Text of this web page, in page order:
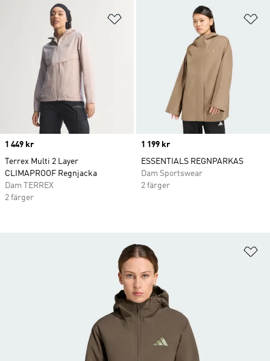
Lägg till på önskelistan
Price
1 449 kr
Terrex Multi 2 Layer
CLIMAPROOF Regnjacka
Dam TERREX
2 färger
Price
1 199 kr
ESSENTIALS REGNPARKAS
Dam Sportswear
2 färger